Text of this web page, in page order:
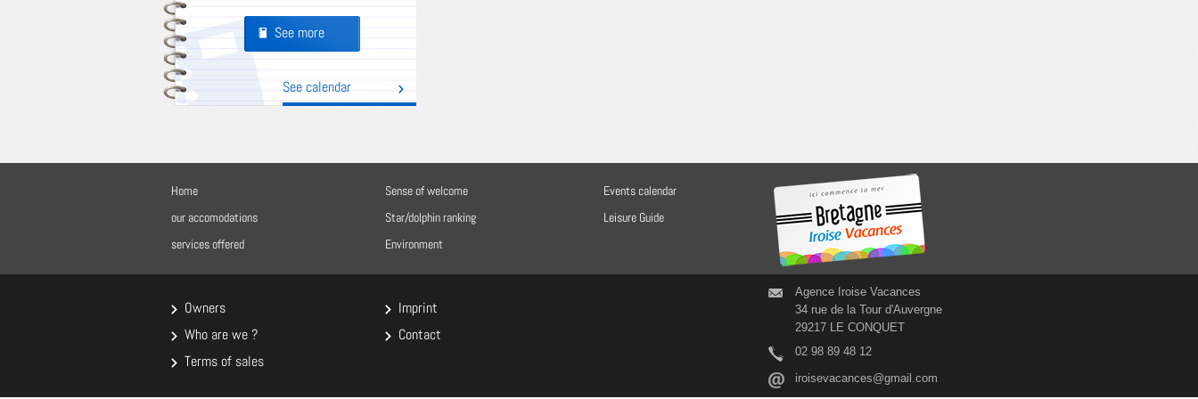
See more
Pages
See calendar
Home
our accomodations
services offered
Sense of welcome
Star/dolphin ranking
Environment
Events calendar
Leisure Guide
Owners
Who are we ?
Terms of sales
Imprint
Contact
Agence Iroise Vacances
34 rue de la Tour d'Auvergne
29217 LE CONQUET
02 98 89 48 12
iroisevacances@gmail.com